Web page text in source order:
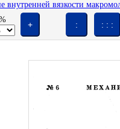
вязкости
+ : : : :